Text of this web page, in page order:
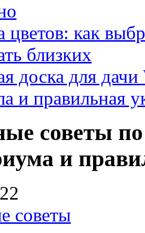
цветов: как
близких
доска для
и правильная
советы
и
советы